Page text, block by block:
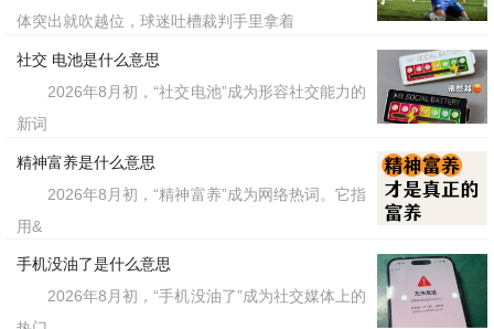
而赢得了不少好感。如今，“厨房厨房九
号桌有两个老人”已经脱离了它原本的语
境，成为网络迷因中的一个符号。它代表
了一种集体创作和消解严肃的快乐，人们
用它来解构一切故作深情的表达，在看似
无厘头的重复中，找到一种属于这个时代
的、心领神会的默契。
体突出就吹越位，球迷吐槽裁判手里拿着
社交 电池是什么意思
2026年8月初，“社交电池”成为形容社交能力的
新词
精神富养是什么意思
2026年8月初，“精神富养”成为网络热词。它指
用&
手机没油了是什么意思
2026年8月初，“手机没油了”成为社交媒体上的